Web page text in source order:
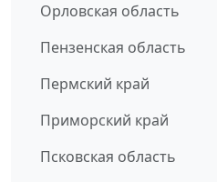
Орловская область
Пензенская область
Пермский край
Приморский край
Псковская область